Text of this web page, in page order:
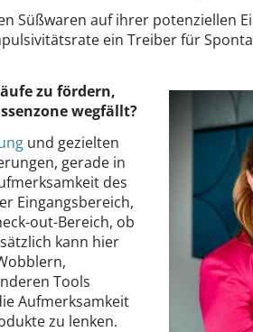
Süßwaren auf ihrer potenziellen
ein Treiber für
zu fördern,
wegfällt?
und gezielten
gerade in
des
Eingangsbereich,
out-Bereich, ob
kann hier
Tools
Aufmerksamkeit
zu lenken.